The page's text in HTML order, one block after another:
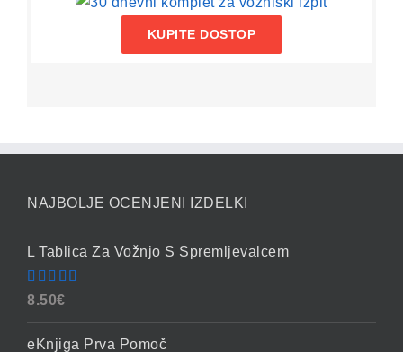
KUPITE DOSTOP
NAJBOLJE OCENJENI IZDELKI
L Tablica Za Vožnjo S Spremljevalcem
Ocenjeno
8.50€
eKnjiga Prva Pomoč